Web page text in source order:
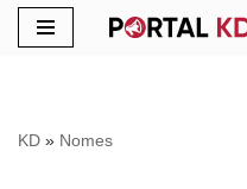
conteúdo
KD » Nomes